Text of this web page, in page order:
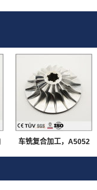
车铣复合加工，A5052